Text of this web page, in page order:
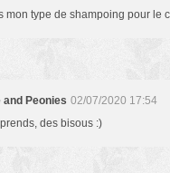
mon type de shampoing pour le
and Peonies 02/07/2020 17:54
des bisous :)